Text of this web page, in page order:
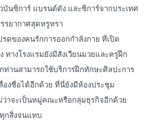
บันซิการ์ แบรนด์ดัง และซิการ์จากประเทศ
รยากาศสุดหรูหรา
ดของคนรักการออกกำลังกาย ที่เปิด
ทางโรงแรมยังมีสังเวียนมวยและครูฝึก
านสามารถใช้บริการฝึกทักษะศิลปะการ
องชื่อได้อีกด้วย ที่นี่ยังมีห้องประชุม
าจะเป็นหมู่คณะหรือกลุ่มธุรกิจอีกด้วย
กสิ่งจนแทบ